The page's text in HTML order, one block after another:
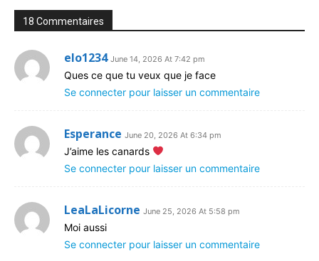
18 Commentaires
elo1234 June 14, 2026 At 7:42 pm
Ques ce que tu veux que je face
Se connecter pour laisser un commentaire
Esperance June 20, 2026 At 6:34 pm
J’aime les canards
Se connecter pour laisser un commentaire
LeaLaLicorne June 25, 2026 At 5:58 pm
Moi aussi
Se connecter pour laisser un commentaire